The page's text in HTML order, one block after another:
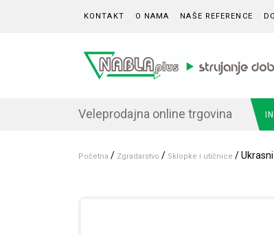
KONTAKT O NAMA NAŠE REFERENCE
Veleprodajna online trgovina
Početna / Zgradarstvo / Sklopke i utičnice /